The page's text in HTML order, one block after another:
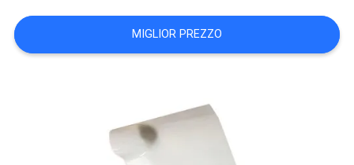
CITAZIONE
MAPPA
MIGLIOR PREZZO